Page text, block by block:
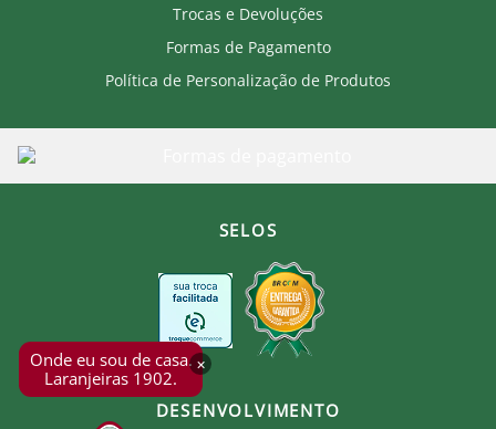
×
Onde eu sou de casa.
Laranjeiras 1902.
Trocas e Devoluções
Formas de Pagamento
Política de Personalização de Produtos
SELOS
DESENVOLVIMENTO